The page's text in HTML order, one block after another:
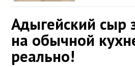
Адыгейский сыр
на обычной
реально!